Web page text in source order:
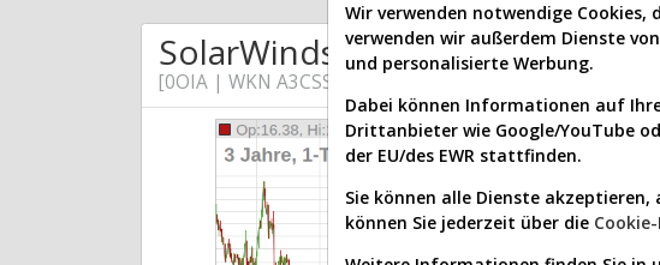
SolarWinds Corp
[0OIA | WKN A3CSSD | ISIN US83417Q2049]
Wir verwenden notwendige
verwenden wir außerdem Dienste
und personalisierte Werbung.
Dabei können Informationen auf
Drittanbieter wie Google/YouTube
der EU/des EWR stattfinden.
Sie können alle Dienste
können Sie jederzeit über die